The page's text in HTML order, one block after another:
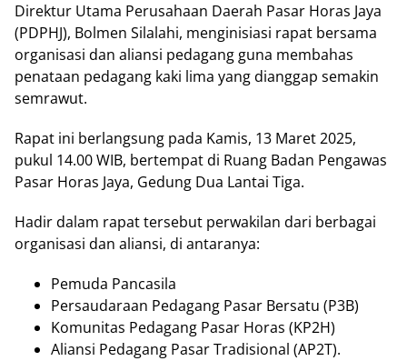
Direktur Utama Perusahaan Daerah Pasar Horas Jaya
(PDPHJ), Bolmen Silalahi, menginisiasi rapat bersama
organisasi dan aliansi pedagang guna membahas
penataan pedagang kaki lima yang dianggap semakin
semrawut.
Rapat ini berlangsung pada Kamis, 13 Maret 2025,
pukul 14.00 WIB, bertempat di Ruang Badan Pengawas
Pasar Horas Jaya, Gedung Dua Lantai Tiga.
Hadir dalam rapat tersebut perwakilan dari berbagai
organisasi dan aliansi, di antaranya:
Pemuda Pancasila
Persaudaraan Pedagang Pasar Bersatu (P3B)
Komunitas Pedagang Pasar Horas (KP2H)
Aliansi Pedagang Pasar Tradisional (AP2T).